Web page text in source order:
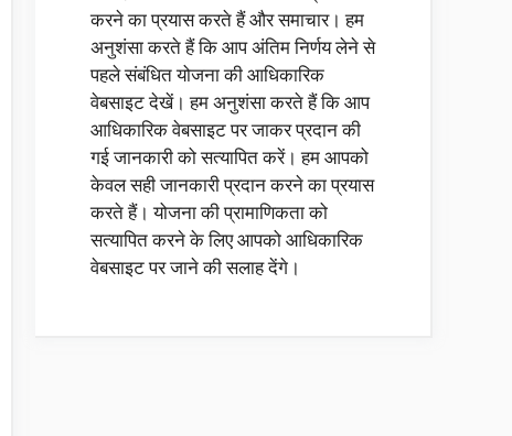
करने का प्रयास करते हैं और समाचार। हम
अनुशंसा करते हैं कि आप अंतिम निर्णय लेने से
पहले संबंधित योजना की आधिकारिक
वेबसाइट देखें। हम अनुशंसा करते हैं कि आप
आधिकारिक वेबसाइट पर जाकर प्रदान की
गई जानकारी को सत्यापित करें। हम आपको
केवल सही जानकारी प्रदान करने का प्रयास
करते हैं। योजना की प्रामाणिकता को
सत्यापित करने के लिए आपको आधिकारिक
वेबसाइट पर जाने की सलाह देंगे।